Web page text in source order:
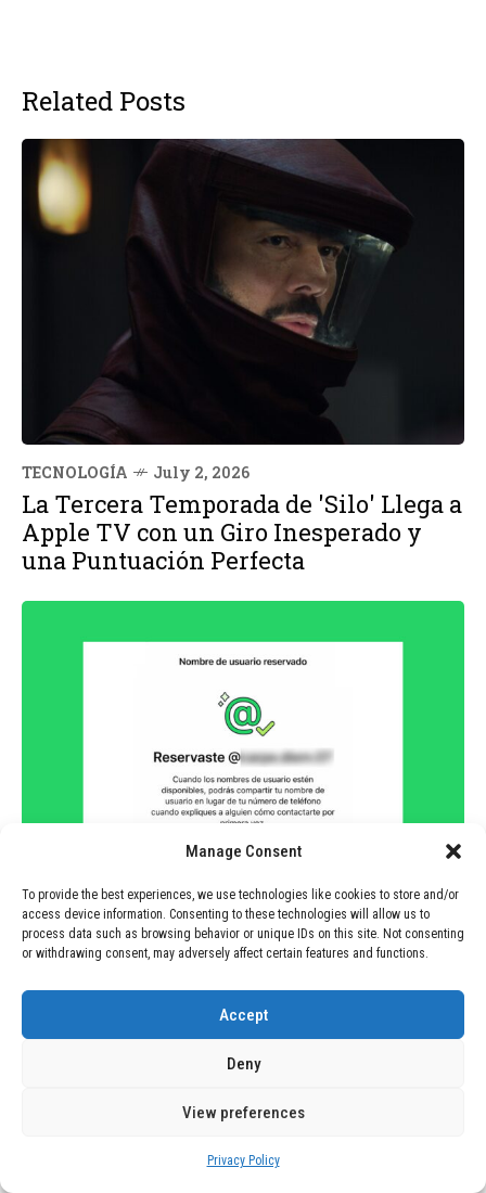
Manage Consent
To provide the best experiences, we use technologies like cookies to store and/or
access device information. Consenting to these technologies will allow us to
process data such as browsing behavior or unique IDs on this site. Not consenting
or withdrawing consent, may adversely affect certain features and functions.
Accept
Deny
View preferences
Privacy Policy
Related Posts
TECNOLOGÍA July 2, 2026
La Tercera Temporada de 'Silo' Llega a
Apple TV con un Giro Inesperado y
una Puntuación Perfecta
TECNOLOGÍA June 29, 2026
# Reserva de Nombres de Usuario en
TECNOLOGÍA June 29, 2026
# Innovación en la Industria: Un
Perro-Robot Revoluciona la
Inspección de Zonas Peligrosas